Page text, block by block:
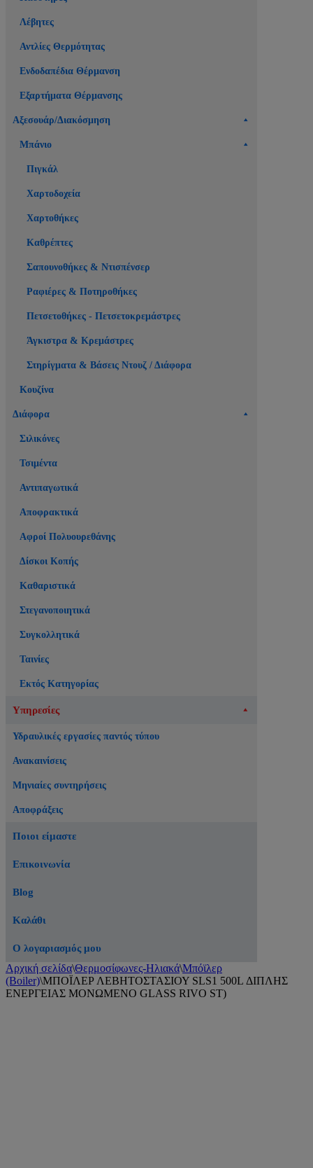
Λέβητες
Αντλίες Θερμότητας
Ενδοδαπέδια Θέρμανση
Εξαρτήματα Θέρμανσης
Αξεσουάρ/Διακόσμηση
Μπάνιο
Πιγκάλ
Χαρτοδοχεία
Χαρτοθήκες
Καθρέπτες
Σαπουνοθήκες & Ντισπένσερ
Ραφιέρες & Ποτηροθήκες
Πετσετοθήκες - Πετσετοκρεμάστρες
Άγκιστρα & Κρεμάστρες
Στηρίγματα & Βάσεις Ντουζ / Διάφορα
Κουζίνα
Διάφορα
Σιλικόνες
Τσιμέντα
Αντιπαγωτικά
Αποφρακτικά
Αφροί Πολυουρεθάνης
Δίσκοι Κοπής
Καθαριστικά
Στεγανοποιητικά
Συγκολλητικά
Ταινίες
Εκτός Κατηγορίας
Υπηρεσίες
Υδραυλικές εργασίες παντός τύπου
Ανακαινίσεις
Μηνιαίες συντηρήσεις
Αποφράξεις
Ποιοι είμαστε
Επικοινωνία
Blog
Καλάθι
Ο λογαριασμός μου
Αρχική σελίδα\Θερμοσίφωνες-Ηλιακά\Μπόϊλερ
(Boiler)\ΜΠΟΪΛΕΡ ΛΕΒΗΤΟΣΤΑΣΙΟΥ SLS1 500L ΔΙΠΛΗΣ
ΕΝΕΡΓΕΙΑΣ ΜΟΝΩΜΕΝΟ GLASS RIVO ST)